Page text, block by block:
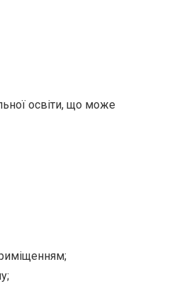
освіти, що може